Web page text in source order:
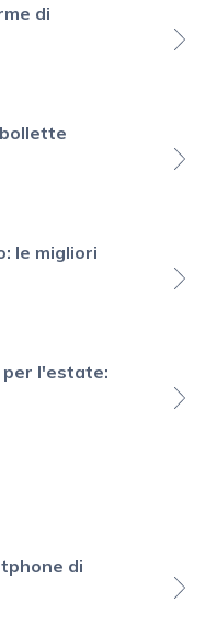
di
le migliori
per l'estate:
di